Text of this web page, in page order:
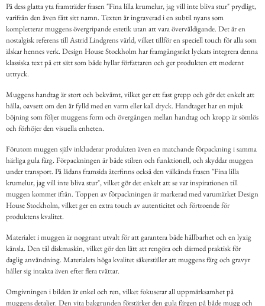
På dess glatta yta framträder frasen "Fina lilla krumelur, jag vill inte bliva stur" prydligt,
varifrån den även fått sitt namn. Texten är ingraverad i en subtil nyans som
kompletterar muggens övergripande estetik utan att vara överväldigande. Det är en
nostalgisk referens till Astrid Lindgrens värld, vilket tillför en speciell touch för alla som
älskar hennes verk. Design House Stockholm har framgångsrikt lyckats integrera denna
klassiska text på ett sätt som både hyllar författaren och ger produkten ett modernt
uttryck.
Muggens handtag är stort och bekvämt, vilket ger ett fast grepp och gör det enkelt att
hålla, oavsett om den är fylld med en varm eller kall dryck. Handtaget har en mjuk
böjning som följer muggens form och övergången mellan handtag och kropp är sömlös
och förhöjer den visuella enheten.
Förutom muggen själv inkluderar produkten även en matchande förpackning i samma
härliga gula färg. Förpackningen är både stilren och funktionell, och skyddar muggen
under transport. På lådans framsida återfinns också den välkända frasen "Fina lilla
krumelur, jag vill inte bliva stur", vilket gör det enkelt att se var inspirationen till
muggen kommer ifrån. Toppen av förpackningen är markerad med varumärket Design
House Stockholm, vilket ger en extra touch av autenticitet och förtroende för
produktens kvalitet.
Materialet i muggen är noggrant utvalt för att garantera både hållbarhet och en lyxig
känsla. Den tål diskmaskin, vilket gör den lätt att rengöra och därmed praktisk för
daglig användning. Materialets höga kvalitet säkerställer att muggens färg och gravyr
håller sig intakta även efter flera tvättar.
Omgivningen i bilden är enkel och ren, vilket fokuserar all uppmärksamhet på
muggens detaljer. Den vita bakgrunden förstärker den gula färgen på både mugg och